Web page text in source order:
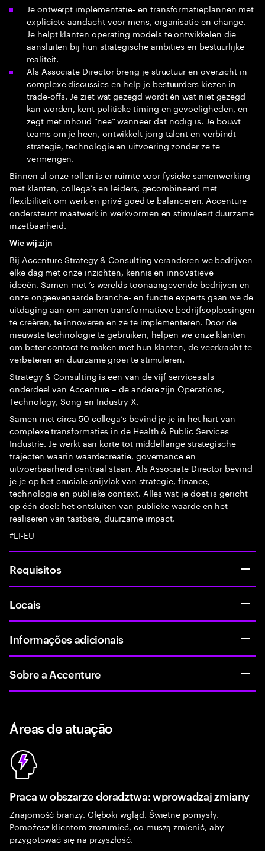
Je ontwerpt implementatie‑ en transformatieplannen met
expliciete aandacht voor mens, organisatie en change.
Je helpt klanten operating models te ontwikkelen die
aansluiten bij hun strategische ambities en bestuurlijke
realiteit.
Als Associate Director breng je structuur en overzicht in
complexe discussies en help je bestuurders kiezen in
trade-offs. Je ziet wat gezegd wordt én wat niet gezegd
kan worden, kent politieke timing en gevoeligheden, en
zegt met inhoud “nee” wanneer dat nodig is. Je bouwt
teams om je heen, ontwikkelt jong talent en verbindt
strategie, technologie en uitvoering zonder ze te
vermengen.
Binnen al onze rollen is er ruimte voor fysieke samenwerking
met klanten, collega’s en leiders, gecombineerd met
flexibiliteit om werk en privé goed te balanceren. Accenture
ondersteunt maatwerk in werkvormen en stimuleert duurzame
inzetbaarheid.
Wie wij zijn
Bij Accenture Strategy & Consulting veranderen we bedrijven
elke dag met onze inzichten, kennis en innovatieve
ideeën. Samen met ’s werelds toonaangevende bedrijven en
onze ongeëvenaarde branche- en functie experts gaan we de
uitdaging aan om samen transformatieve bedrijfsoplossingen
te creëren, te innoveren en ze te implementeren. Door de
nieuwste technologie te gebruiken, helpen we onze klanten
om beter contact te maken met hun klanten, de veerkracht te
verbeteren en duurzame groei te stimuleren.
Strategy & Consulting is een van de vijf services als
onderdeel van Accenture – de andere zijn Operations,
Technology, Song en Industry X.
Samen met circa 50 collega’s bevind je je in het hart van
complexe transformaties in de Health & Public Services
Industrie. Je werkt aan korte tot middellange strategische
trajecten waarin waardecreatie, governance en
uitvoerbaarheid centraal staan. Als Associate Director bevind
je je op het cruciale snijvlak van strategie, finance,
technologie en publieke context. Alles wat je doet is gericht
op één doel: het ontsluiten van publieke waarde en het
realiseren van tastbare, duurzame impact.
#LI-EU
Requisitos
Locais
Informações adicionais
Sobre a Accenture
Áreas de atuação
Praca w obszarze doradztwa: wprowadzaj zmiany
Znajomość branży. Głęboki wgląd. Świetne pomysły.
Pomożesz klientom zrozumieć, co muszą zmienić, aby
przygotować się na przyszłość.